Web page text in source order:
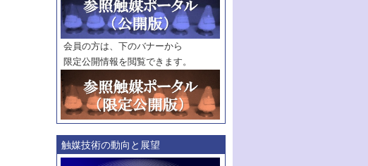
会員の方は、下のバナーから
限定公開情報を閲覧できます。
触媒技術の動向と展望